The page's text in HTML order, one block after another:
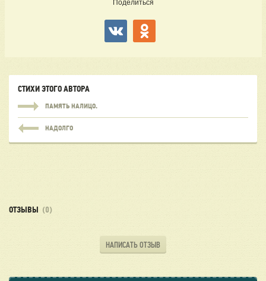
Поделиться
СТИХИ ЭТОГО АВТОРА
ПАМЯТЬ НАЛИЦО.
НАДОЛГО
ОТЗЫВЫ (0)
НАПИСАТЬ ОТЗЫВ